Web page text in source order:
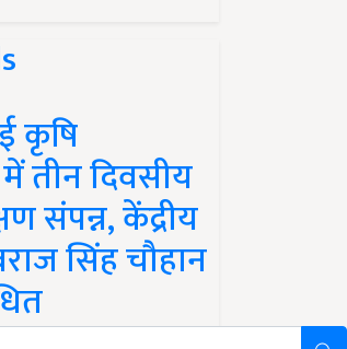
कृषि
में तीन दिवसीय
संपन्न, केंद्रीय
सिंह चौहान